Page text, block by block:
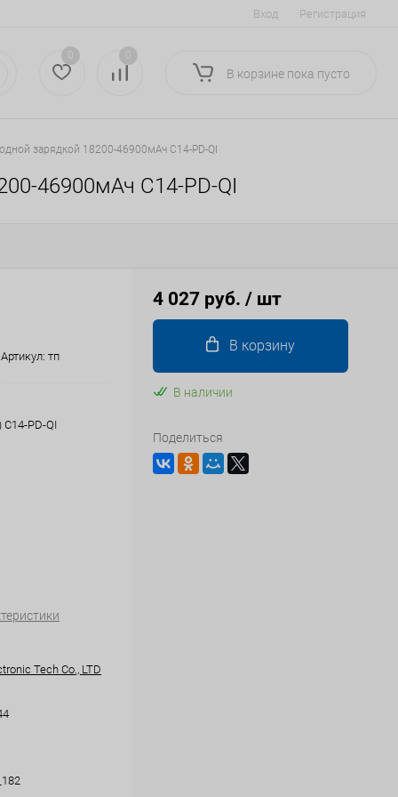
Вход Регистрация
0 0
В корзине пока пусто
зарядкой 18200-46900мАч C14-PD-QI
46900мАч C14-PD-QI
Артикул: тп
PD-QI
Tech Co., LTD
4 027 руб. / шт
В корзину
В наличии
Поделиться